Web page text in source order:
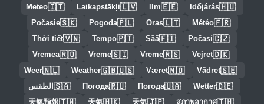
🇭🇺
Időjárás
🇪🇪
Ilm
🇱🇻
Laikapstākļi
🇮🇹
Meteo
🇫🇷
Météo
🇱🇹
Oras
🇵🇱
Pogoda
🇸🇰
Počasie
🇨🇿
Počasí
🇫🇮
Sää
🇵🇹
Tempo
🇻🇳
Thời tiết
🇩🇰
Vejret
🇷🇸
Vreme
🇸🇮
Vreme
🇷🇴
Vremea
🇸🇪
Vädret
🇳🇴
Været
🇬🇧🇺🇸
Weather
🇳🇱
Weer
🇩🇪
Wetter
🇺🇦
Погода
🇷🇺
Погода
🇸🇦 الطقس
🇹🇭
สภาพอากาศ
🇯🇵
天気
🇭🇰
天氣
🇹🇼
天氣預報